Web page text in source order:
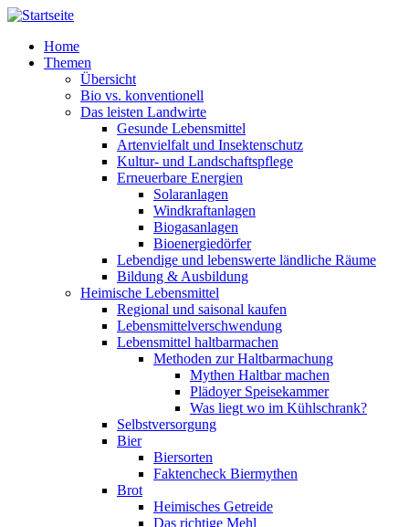
Direkt zum Inhalt
Home
Themen
Übersicht
Bio vs. konventionell
Das leisten Landwirte
Gesunde Lebensmittel
Artenvielfalt und Insektenschutz
Kultur- und Landschaftspflege
Erneuerbare Energien
Solaranlagen
Windkraftanlagen
Biogasanlagen
Bioenergiedörfer
Lebendige und lebenswerte ländliche Räume
Bildung & Ausbildung
Heimische Lebensmittel
Regional und saisonal kaufen
Lebensmittelverschwendung
Lebensmittel haltbarmachen
Methoden zur Haltbarmachung
Mythen Haltbar machen
Plädoyer Speisekammer
Was liegt wo im Kühlschrank?
Selbstversorgung
Bier
Biersorten
Faktencheck Biermythen
Brot
Heimisches Getreide
Das richtige Mehl